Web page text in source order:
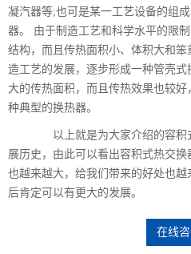
凝汽器等;也可是某一工艺设备的组
器。 由于制造工艺和科学水平的限
结构，而且传热面积小、体积大和
造工艺的发展，逐步形成一种管壳
大的传热面积，而且传热效果也较
种典型的换热器。
以上就是为大家介绍的容积
展历史，由此可以看出容积式热交
也越来越大，给我们带来的好处也
后肯定可以有更大的发展。
在线